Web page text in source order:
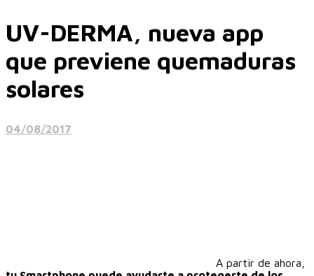
UV-DERMA, nueva app
que previene quemaduras
solares
04/08/2017
A partir de ahora,